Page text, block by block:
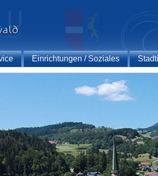
Einrichtungen / Soziales